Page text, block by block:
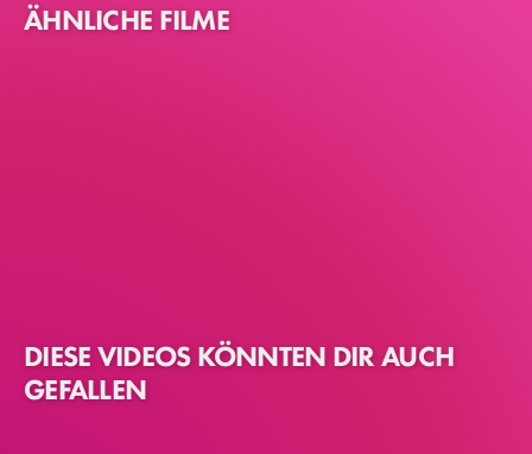
ÄHNLICHE FILME
DIESE VIDEOS KÖNNTEN DIR AUCH
GEFALLEN